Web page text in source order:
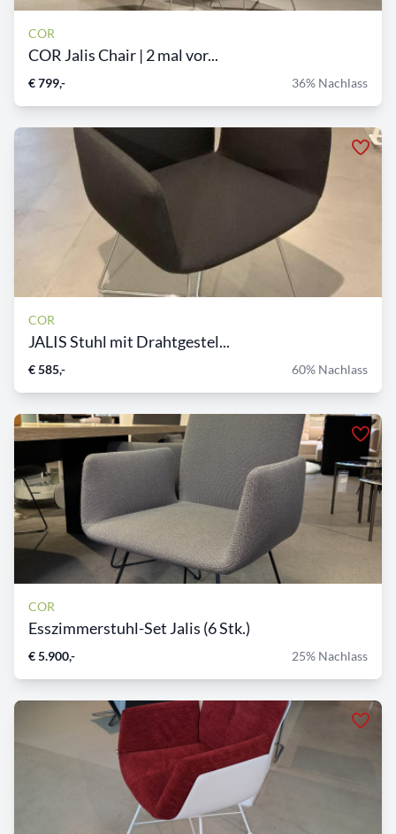
COR
COR Jalis Chair | 2 mal vor...
€ 799,- 36% Nachlass
COR
JALIS Stuhl mit Drahtgestel...
€ 585,- 60% Nachlass
COR
Esszimmerstuhl-Set Jalis (6 Stk.)
€ 5.900,- 25% Nachlass